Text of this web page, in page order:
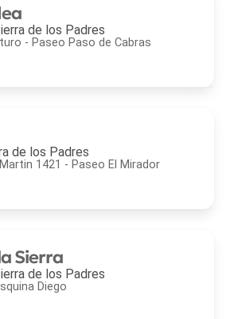
de los Padres
- Paseo Paso de Cabras
de los Padres
1421 - Paseo El Mirador
Sierra
de los Padres
Diego